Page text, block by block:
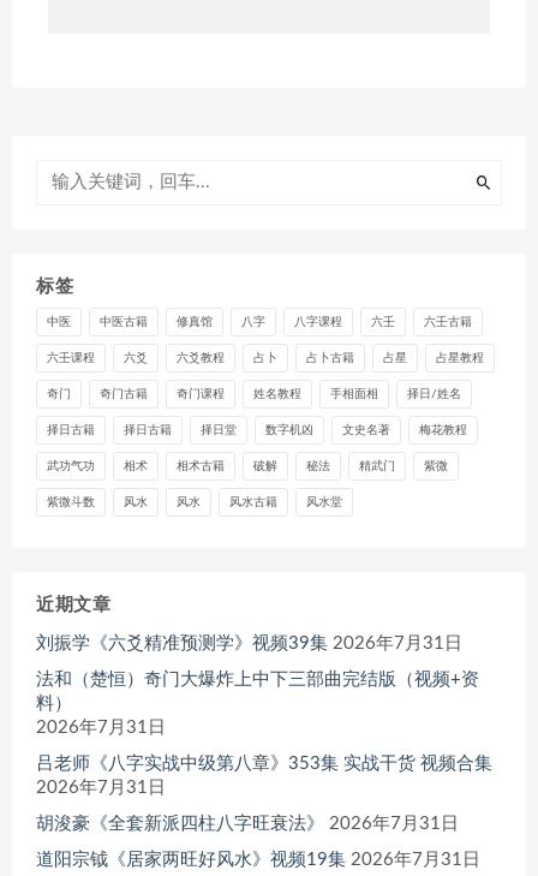
标签
中医 中医古籍 修真馆 八字 八字课程 六壬 六壬古籍
六壬课程 六爻 六爻教程 占卜 占卜古籍 占星 占星教程
奇门 奇门古籍 奇门课程 姓名教程 手相面相 择日/姓名
择日古籍 择日古籍 择日堂 数字机凶 文史名著 梅花教程
武功气功 相术 相术古籍 破解 秘法 精武门 紫微
紫微斗数 风水 风水 风水古籍 风水堂
近期文章
刘振学《六爻精准预测学》视频39集 2026年7月31日
法和（楚恒）奇门大爆炸上中下三部曲完结版（视频+资
料）
2026年7月31日
吕老师《八字实战中级第八章》353集 实战干货 视频合集
2026年7月31日
胡浚豪《全套新派四柱八字旺衰法》
2026年7月31日
道阳宗钺《居家两旺好风水》视频19集 2026年7月31日